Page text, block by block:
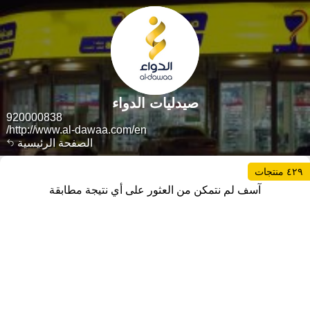
الصفحة الرئيسية
920000838
http://www.al-dawaa.com/en/
صيدليات الدواء
٤٢٩ منتجات
آسف لم نتمكن من العثور على أي نتيجة مطابقة